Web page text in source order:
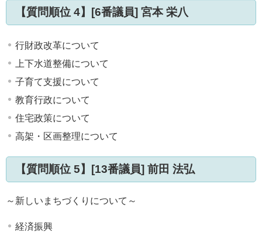
【質問順位 4】[6番議員] 宮本 栄八
行財政改革について
上下水道整備について
子育て支援について
教育行政について
住宅政策について
高架・区画整理について
【質問順位 5】[13番議員] 前田 法弘
～新しいまちづくりについて～
経済振興